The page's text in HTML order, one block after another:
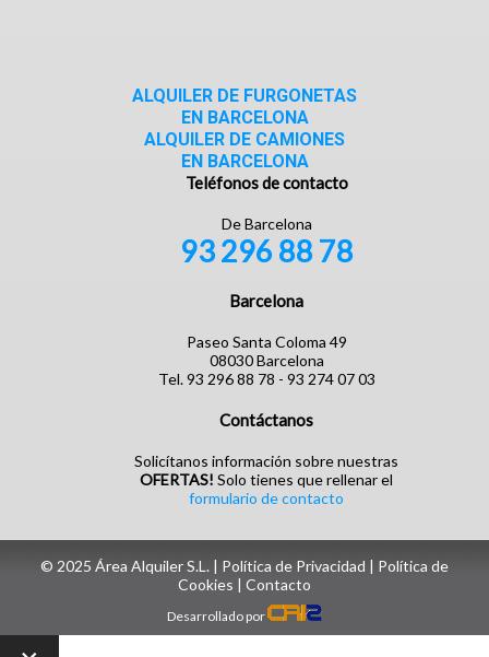
ALQUILER DE FURGONETAS
EN BARCELONA
ALQUILER DE CAMIONES
EN BARCELONA
Teléfonos de contacto
De Barcelona
93 296 88 78
Barcelona
Paseo Santa Coloma 49
08030 Barcelona
Tel. 93 296 88 78 - 93 274 07 03
Contáctanos
Solicítanos información sobre nuestras
OFERTAS! Solo tienes que rellenar el
formulario de contacto
© 2025 Área Alquiler S.L. | Política de Privacidad
Política de
Cookies
Contacto
Desarrollado por